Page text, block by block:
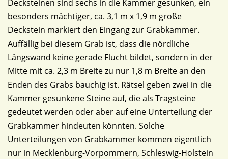
Decksteinen sind sechs in die Kammer gesunken, ein
besonders mächtiger, ca. 3,1 m x 1,9 m große
Deckstein markiert den Eingang zur Grabkammer.
Auffällig bei diesem Grab ist, dass die nördliche
Längswand keine gerade Flucht bildet, sondern in der
Mitte mit ca. 2,3 m Breite zu nur 1,8 m Breite an den
Enden des Grabs bauchig ist. Rätsel geben zwei in die
Kammer gesunkene Steine auf, die als Tragsteine
gedeutet werden oder aber auf eine Unterteilung der
Grabkammer hindeuten könnten. Solche
Unterteilungen von Grabkammer kommen eigentlich
nur in Mecklenburg-Vorpommern, Schleswig-Holstein